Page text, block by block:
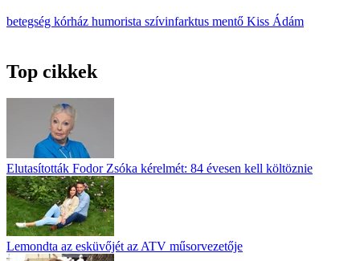
betegség kórház humorista szívinfarktus mentő Kiss Ádám
Top cikkek
Elutasították Fodor Zsóka kérelmét: 84 évesen kell költöznie
Lemondta az esküvőjét az ATV műsorvezetője